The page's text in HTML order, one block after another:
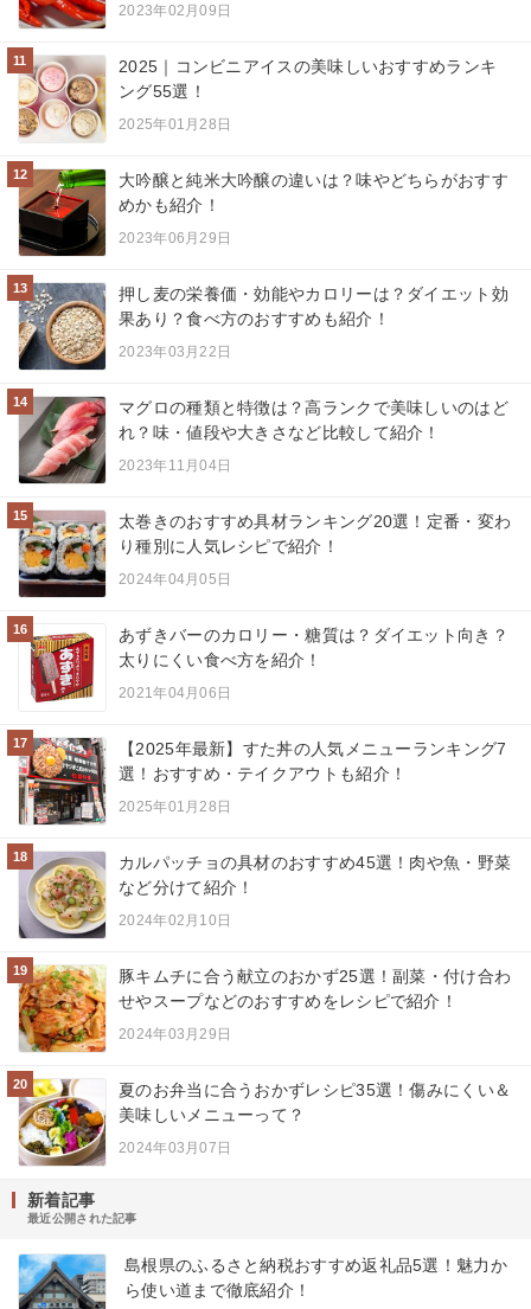
2023年02月09日
11
2025｜コンビニアイスの美味しいおすすめランキ
ング55選！
2025年01月28日
12
大吟醸と純米大吟醸の違いは？味やどちらがおすす
めかも紹介！
2023年06月29日
13
押し麦の栄養価・効能やカロリーは？ダイエット効
果あり？食べ方のおすすめも紹介！
2023年03月22日
14
マグロの種類と特徴は？高ランクで美味しいのはど
れ？味・値段や大きさなど比較して紹介！
2023年11月04日
15
太巻きのおすすめ具材ランキング20選！定番・変わ
り種別に人気レシピで紹介！
2024年04月05日
16
あずきバーのカロリー・糖質は？ダイエット向き？
太りにくい食べ方を紹介！
2021年04月06日
17
【2025年最新】すた丼の人気メニューランキング7
選！おすすめ・テイクアウトも紹介！
2025年01月28日
18
カルパッチョの具材のおすすめ45選！肉や魚・野菜
など分けて紹介！
2024年02月10日
19
豚キムチに合う献立のおかず25選！副菜・付け合わ
せやスープなどのおすすめをレシピで紹介！
2024年03月29日
20
夏のお弁当に合うおかずレシピ35選！傷みにくい＆
美味しいメニューって？
2024年03月07日
新着記事
最近公開された記事
島根県のふるさと納税おすすめ返礼品5選！魅力か
ら使い道まで徹底紹介！